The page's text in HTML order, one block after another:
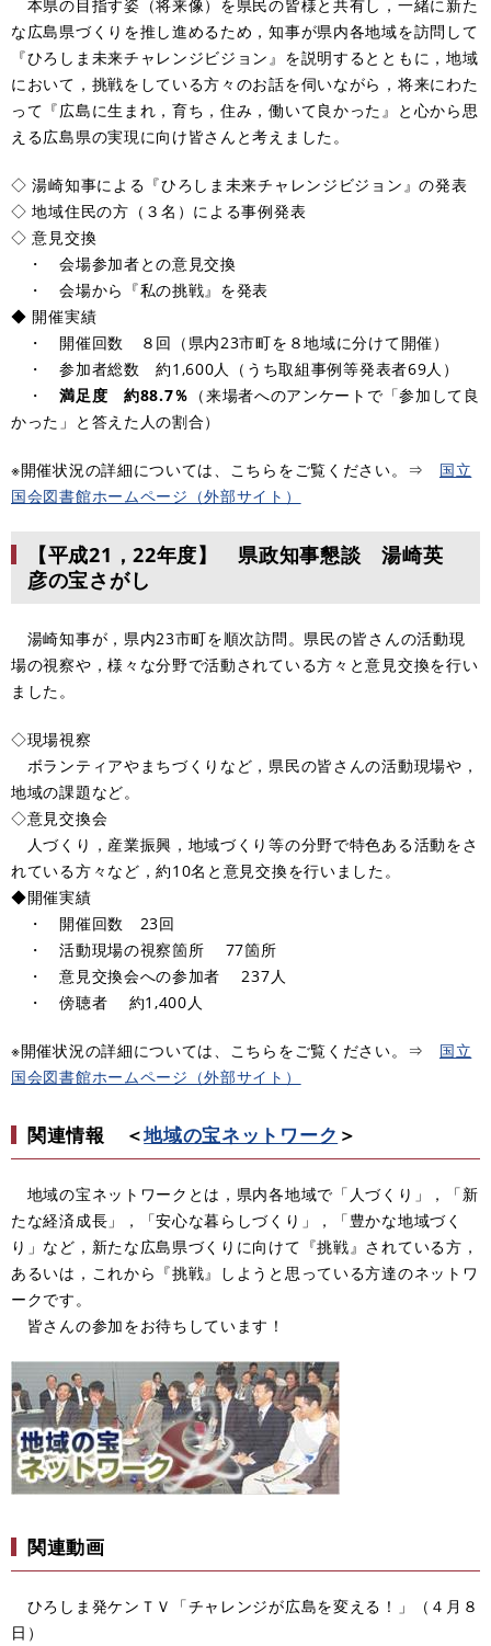
本県の目指す姿（将来像）を県民の皆様と共有し，一緒に新た
な広島県づくりを推し進めるため，知事が県内各地域を訪問して
『ひろしま未来チャレンジビジョン』を説明するとともに，地域
において，挑戦をしている方々のお話を伺いながら，将来にわた
って『広島に生まれ，育ち，住み，働いて良かった』と心から思
える広島県の実現に向け皆さんと考えました。
◇ 湯崎知事による『ひろしま未来チャレンジビジョン』の発表
◇ 地域住民の方（３名）による事例発表
◇ 意見交換
・ 会場参加者との意見交換
・ 会場から『私の挑戦』を発表
◆ 開催実績
・ 開催回数 ８回（県内23市町を８地域に分けて開催）
・ 参加者総数 約1,600人（うち取組事例等発表者69人）
・
満足度 約88.7％ （来場者へのアンケートで「参加して良
かった」と答えた人の割合）
※開催状況の詳細については、こちらをご覧ください。⇒ ​国立
国会図書館ホームページ（外部サイト）
【平成21，22年度】 県政知事懇談 湯崎英
彦の宝さがし
湯崎知事が，県内23市町を順次訪問。県民の皆さんの活動現
場の視察や，様々な分野で活動されている方々と意見交換を行い
ました。
◇現場視察
ボランティアやまちづくりなど，県民の皆さんの活動現場や，
地域の課題など。
◇意見交換会
人づくり，産業振興，地域づくり等の分野で特色ある活動をさ
れている方々など，約10名と意見交換を行いました。
◆開催実績
・ 開催回数 23回
・ 活動現場の視察箇所 77箇所
・ 意見交換会への参加者 237人
・ 傍聴者 約1,400人
※開催状況の詳細については、こちらをご覧ください。⇒ ​国立
国会図書館ホームページ（外部サイト）
関連情報 ＜地域の宝ネットワーク ＞
地域の宝ネットワークとは，県内各地域で「人づくり」，「新
たな経済成長」，「安心な暮らしづくり」，「豊かな地域づく
り」など，新たな広島県づくりに向けて『挑戦』されている方，
あるいは，これから『挑戦』しようと思っている方達のネットワ
ークです。
皆さんの参加をお待ちしています！
関連動画
ひろしま発ケンＴＶ「チャレンジが広島を変える！」（４月８
日）